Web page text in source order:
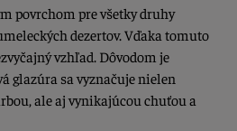
povrchom pre všetky druhy
dezertov. Vďaka tomuto
vzhľad. Dôvodom je
glazúra sa vyznačuje nielen
ale aj vynikajúcou chuťou a